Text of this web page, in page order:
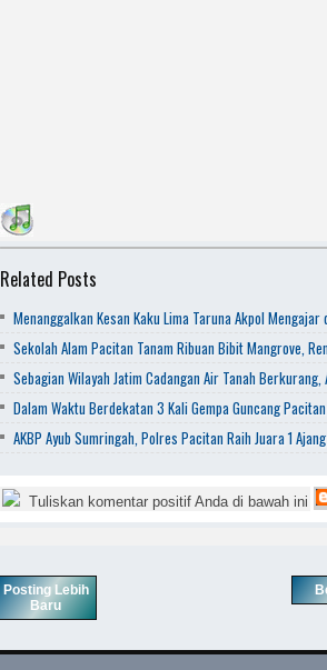
Related Posts
Menanggalkan Kesan Kaku Lima Taruna Akpol
Sekolah Alam Pacitan Tanam Ribuan Bibit Mangrove,
Sebagian Wilayah Jatim Cadangan Air Tanah
Dalam Waktu Berdekatan 3 Kali Gempa Guncang
AKBP Ayub Sumringah, Polres Pacitan Raih Juara 1
Tuliskan komentar positif Anda di bawah ini
Posting Lebih
Baru